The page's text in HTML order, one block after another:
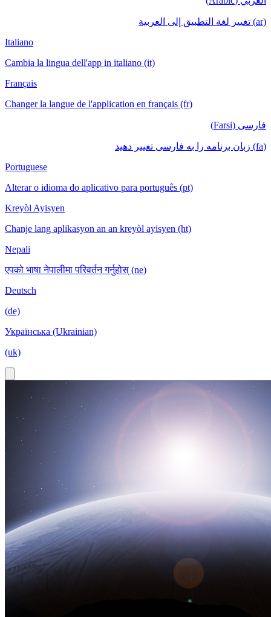
(ar) تغيير لغة التطبيق إلى العربية
Italiano
Cambia la lingua dell'app in italiano (it)
Français
Changer la langue de l'application en français (fr)
فارسی (Farsi)
(fa) زبان برنامه را به فارسی تغییر دهید
Portuguese
Alterar o idioma do aplicativo para português (pt)
Kreyòl Ayisyen
Chanje lang aplikasyon an an kreyòl ayisyen (ht)
Nepali
एपको भाषा नेपालीमा परिवर्तन गर्नुहोस् (ne)
Deutsch
(de)
Українська (Ukrainian)
(uk)